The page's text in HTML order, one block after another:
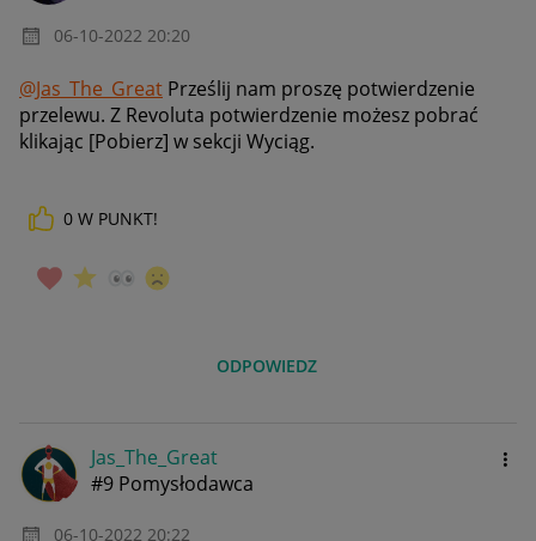
‎06-10-2022 20:20
@Jas_The_Great Prześlij nam proszę potwierdzenie
przelewu. Z Revoluta potwierdzenie możesz pobrać
klikając [Pobierz] w sekcji Wyciąg.
0 W PUNKT!
ODPOWIEDZ
Jas_The_Great
#9 Pomysłodawca
‎06-10-2022 20:22